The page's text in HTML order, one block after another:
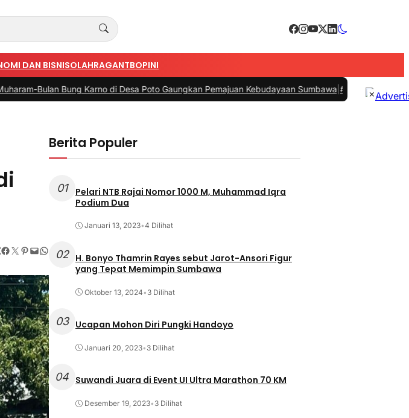
DAN BISNISOLAHRAGANTBOPINI
Karno di Desa Poto Gaungkan Pemajuan Kebudayaan Sumbawa|#3 - Esti Wijayati Janjikan
Facebook Twitter Pinterest Mail WhatsApp
Berita Populer
01
Pelari NTB Rajai Nomor 1000 M, Muhammad Iqra
Podium Dua
Januari 13, 2023•4 Dilihat
02
H. Bonyo Thamrin Rayes sebut Jarot-Ansori Figur
yang Tepat Memimpin Sumbawa
Oktober 13, 2024• 3 Dilihat
03 Ucapan Mohon Diri Pungki Handoyo
Januari 20, 2023• 3 Dilihat
04 Suwandi Juara di Event UI Ultra Marathon 70 KM
Desember 19, 2023• 3 Dilihat
×